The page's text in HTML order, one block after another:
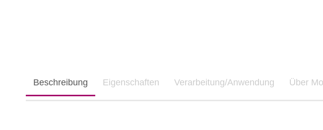
Beschreibung Eigenschaften Verarbeitung/Anwendung Über